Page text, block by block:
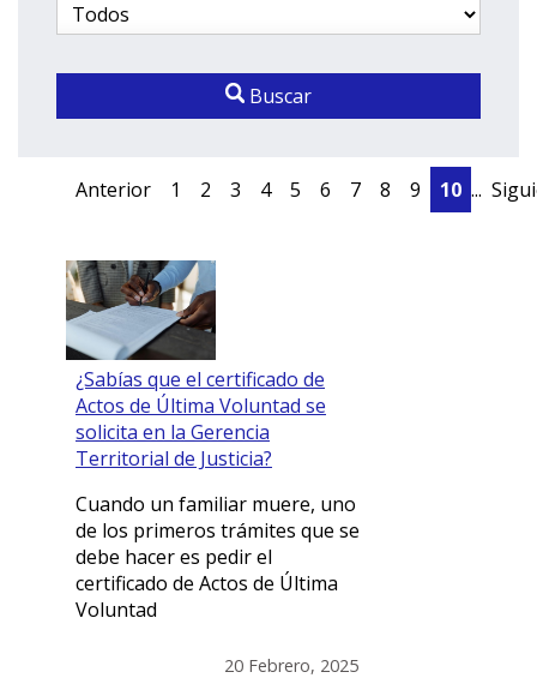
Buscar
Anterior 1 2 3 4 5 6 7 8 9 10 ...
¿Sabías que el certificado de
Actos de Última Voluntad se
solicita en la Gerencia
Territorial de Justicia?
Cuando un familiar muere, uno
de los primeros trámites que se
debe hacer es pedir el
certificado de Actos de Última
Voluntad
20 Febrero, 2025